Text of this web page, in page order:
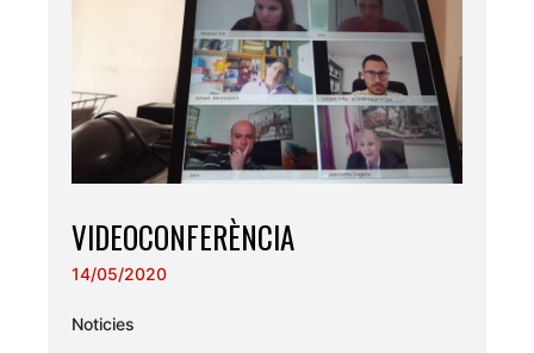
VIDEOCONFERÈNCIA
14/05/2020
Noticies